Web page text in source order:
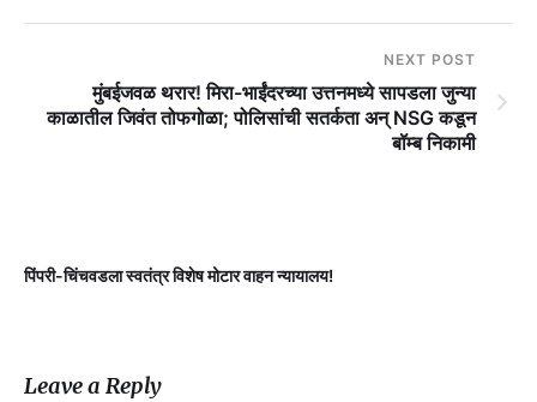
NEXT POST
मुंबईजवळ थरार! मिरा-भाईंदरच्या उत्तनमध्ये सापडला जुन्या
काळातील जिवंत तोफगोळा; पोलिसांची सतर्कता अन् NSG कडून
बॉम्ब निकामी
पिंपरी-चिंचवडला स्वतंत्र विशेष मोटार वाहन न्यायालय!
Leave a Reply